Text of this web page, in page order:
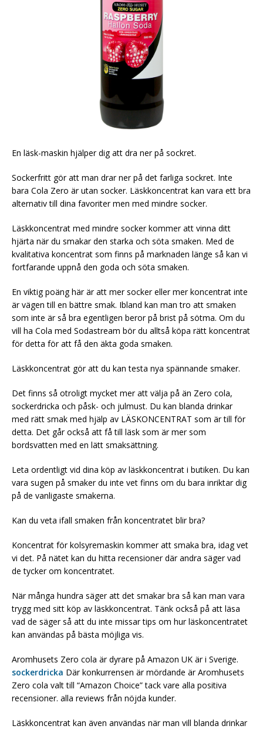
En läsk-maskin hjälper dig att dra ner på sockret.
Sockerfritt gör att man drar ner på det farliga sockret. Inte
bara Cola Zero är utan socker. Läskkoncentrat kan vara ett bra
alternativ till dina favoriter men med mindre socker.
Läskkoncentrat med mindre socker kommer att vinna ditt
hjärta när du smakar den starka och söta smaken. Med de
kvalitativa koncentrat som finns på marknaden länge så kan vi
fortfarande uppnå den goda och söta smaken.
En viktig poäng här är att mer socker eller mer koncentrat inte
är vägen till en bättre smak. Ibland kan man tro att smaken
som inte är så bra egentligen beror på brist på sötma. Om du
vill ha Cola med Sodastream bör du alltså köpa rätt koncentrat
för detta för att få den äkta goda smaken.
Läskkoncentrat gör att du kan testa nya spännande smaker.
Det finns så otroligt mycket mer att välja på än Zero cola,
sockerdricka och påsk- och julmust. Du kan blanda drinkar
med rätt smak med hjälp av LÄSKONCENTRAT som är till för
detta. Det går också att få till läsk som är mer som
bordsvatten med en lätt smaksättning.
Leta ordentligt vid dina köp av läskkoncentrat i butiken. Du kan
vara sugen på smaker du inte vet finns om du bara inriktar dig
på de vanligaste smakerna.
Kan du veta ifall smaken från koncentratet blir bra?
Koncentrat för kolsyremaskin kommer att smaka bra, idag vet
vi det. På nätet kan du hitta recensioner där andra säger vad
de tycker om koncentratet.
När många hundra säger att det smakar bra så kan man vara
trygg med sitt köp av läskkoncentrat. Tänk också på att läsa
vad de säger så att du inte missar tips om hur läskoncentratet
kan användas på bästa möjliga vis.
Aromhusets Zero cola är dyrare på Amazon UK är i Sverige.
sockerdricka Där konkurrensen är mördande är Aromhusets
Zero cola valt till “Amazon Choice” tack vare alla positiva
recensioner. alla reviews från nöjda kunder.
Läskkoncentrat kan även användas när man vill blanda drinkar